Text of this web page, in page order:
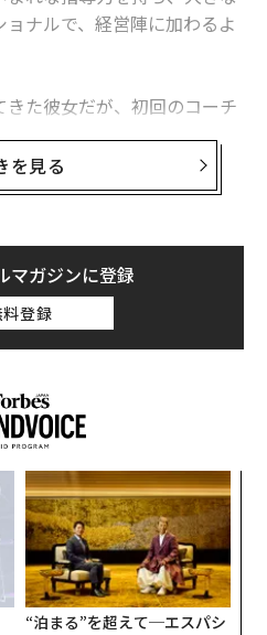
ド デル／Dell マツダ コーチ
ナルで、経営陣に加わるよ
た彼女だが、初回のコーチ
いするまで非常に緊張して
い人と思われるのではと思
くれた。
ては予想外ではなかった。
とがあったからだ。こんな
イアントだけだった。
」と呼ばれ、自分が詐欺師
とに恐怖心を感じる状態
が、女性の方が影響されや
不信を感じている女性は男性
ることが少なく、キャリアに
レット・パッカードの社内調
募要件を100％満たしている
いが、男性は60％しか要件
を見る
マガジンに登録
料登録
“泊まる”を超えて─エスパシ